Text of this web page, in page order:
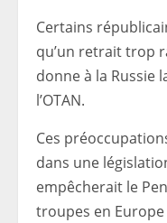
Certains
qu’un retrait trop
donne à la Russie
l’OTAN.
Ces
dans une
empêcherait le
troupes en Europe